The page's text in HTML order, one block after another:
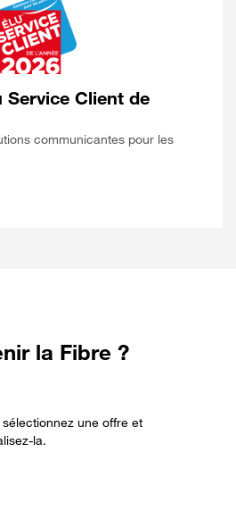
Service Client de
communicantes pour les
la Fibre ?
sélectionnez une offre et
la.